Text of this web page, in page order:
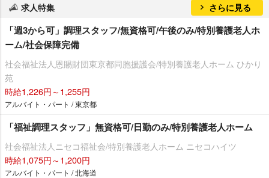
求人特集 さらに見る
「週3から可」調理スタッフ/無資格可/午後のみ/特別養護老人ホ
ーム/社会保障完備
社会福祉法人恩賜財団東京都同胞援護会/特別養護老人ホーム ひかり
苑
時給1,226円～1,255円
アルバイト・パート / 東京都
「福祉調理スタッフ」無資格可/日勤のみ/特別養護老人ホーム
社会福祉法人ニセコ福祉会/特別養護老人ホーム ニセコハイツ
時給1,075円～1,200円
アルバイト・パート / 北海道